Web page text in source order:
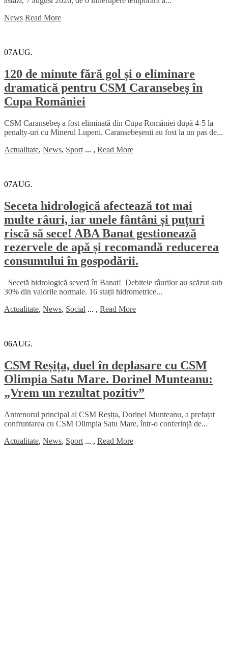
News Read More
07AUG.
120 de minute fără gol și o eliminare
dramatică pentru CSM Caransebeș în
Cupa României
CSM Caransebeș a fost eliminată din Cupa României după 4-5 la
penalty-uri cu Minerul Lupeni. Caransebeșenii au fost la un pas de...
Actualitate, News, Sport ... , Read More
07AUG.
Seceta hidrologică afectează tot mai
multe râuri, iar unele fântâni și puțuri
riscă să sece! ABA Banat gestionează
rezervele de apă și recomandă reducerea
consumului în gospodării.
Secetă hidrologică severă în Banat! Debitele râurilor au scăzut sub
30% din valorile normale. 16 stații hidrometrice...
Actualitate, News, Social ... , Read More
06AUG.
CSM Reșița, duel în deplasare cu CSM
Olimpia Satu Mare. Dorinel Munteanu:
„Vrem un rezultat pozitiv”
Antrenorul principal al CSM Reșița, Dorinel Munteanu, a prefațat
confruntarea cu CSM Olimpia Satu Mare, într-o conferință de...
Actualitate, News, Sport ... , Read More